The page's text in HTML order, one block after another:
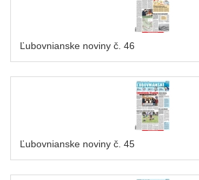
Ľubovnianske noviny č. 46
Ľubovnianske noviny č. 45